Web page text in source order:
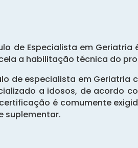
de Especialista em
a habilitação técnica do
de especialista em Geriatria
a idosos, de acordo
é comumente
suplementar.